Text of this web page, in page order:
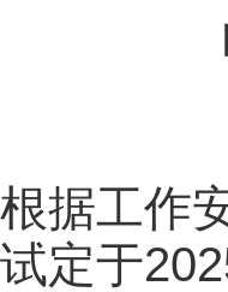
根据工作
试定于